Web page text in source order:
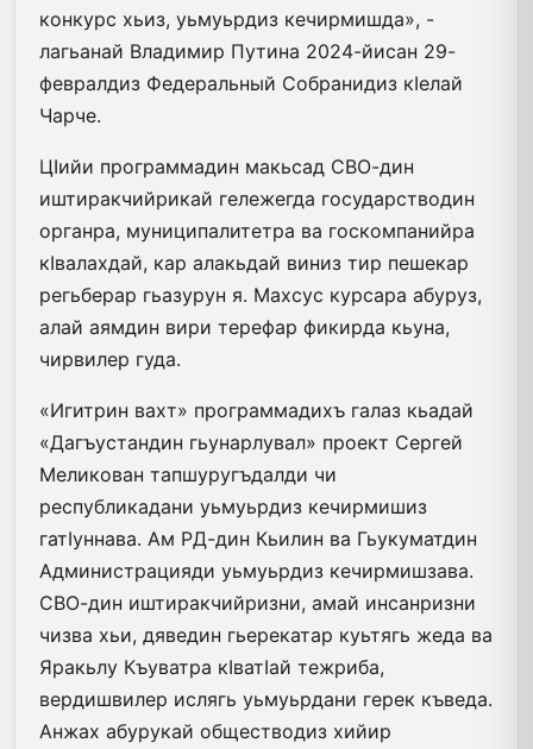
конкурс хьиз, уьмуьрдиз кечирмишда», -
лагьанай Владимир Путина 2024-йисан 29-
февралдиз Федеральный Собранидиз кIелай
Чарче.
ЦIийи программадин макьсад СВО-дин
иштиракчийрикай гележег­да государстводин
органра, муни­ци­палитетра ва госкомпанийра
кIва­лах­дай, кар алакьдай виниз тир пешекар
регьберар гьазурун я. Махсус курсара абуруз,
алай аямдин вири­ терефар фикирда кьуна,
чирвилер гуда.
«Игитрин вахт» программадихъ галаз кьадай
«Дагъустандин гьунарлувал» проект Сергей
Меликован тапшуругъдалди чи
республикадани уьмуьр­диз кечирмишиз
гатIуннава. Ам РД-дин Кьилин ва Гьукуматдин
Администрацияди уьмуьрдиз кечирмишзава.
СВО-дин иштиракчийризни, амай инсанризни
чизва хьи, дяведин гьерекатар куьтягь жеда ва
Яракьлу Къуватра кIватIай тежриба,
вердишвилер ислягь уьмуьрдани герек къведа.
Анжах абурукай общест­водиз хийир